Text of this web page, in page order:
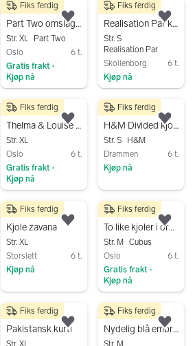
350 kr
Part Two omslagkjole str XL
Str. XL
Part Two
Oslo
6 t.
Gratis frakt •
Kjøp nå
Fiks ferdig
Legg til som favoritt.
400 kr
Realisation Par kjole
Str. S
Realisation Par
Skollenborg
6 t.
Kjøp nå
Fiks ferdig
275 kr
Thelma & Louise str 42
Str. XL
Oslo
6 t.
Gratis frakt •
Kjøp nå
Fiks ferdig
Legg til som favoritt.
75 kr
H&M Divided kjole str S
Str. S
H&M
Drammen
6 t.
Kjøp nå
Fiks ferdig
Gå til annonsen
130 kr
Kjole zavana
Str. XL
Storslett
6 t.
Kjøp nå
Fiks ferdig
Legg til som favoritt.
Gå til annonsen
200 kr
To like kjoler i organisk bomull, str 40 - svart og hvit
Str. M
Cubus
Oslo
6 t.
Gratis frakt •
Kjøp nå
Fiks ferdig
300 kr
Pakistansk kurti
Str. XL
Fiks ferdig
Legg til som favoritt.
300 kr
Nydelig blå embroidered kjole
Str. M
Fiks ferdig